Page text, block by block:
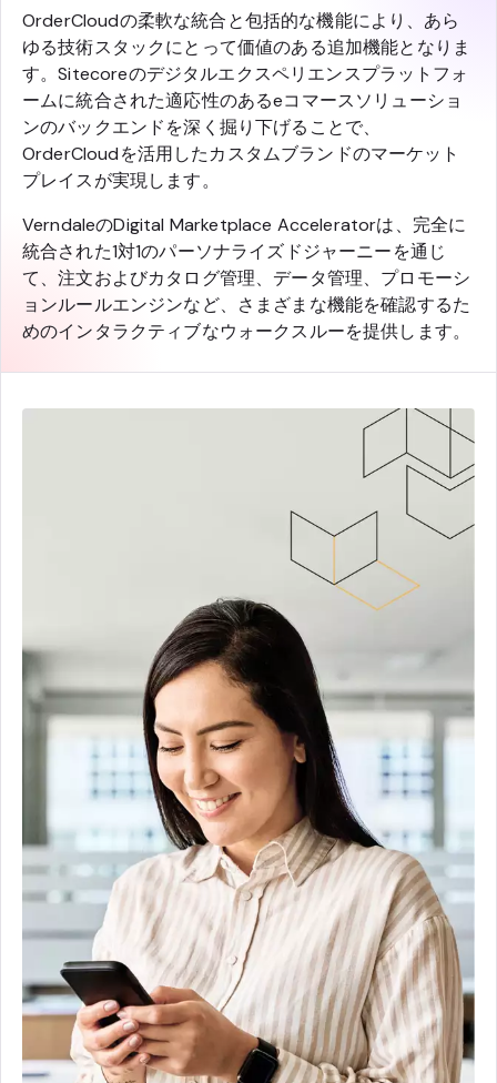
OrderCloudの柔軟な統合と包括的な機能により、あら
ゆる技術スタックにとって価値のある追加機能となりま
す。Sitecoreのデジタルエクスペリエンスプラットフォ
ームに統合された適応性のあるeコマースソリューショ
ンのバックエンドを深く掘り下げることで、
OrderCloudを活用したカスタムブランドのマーケット
プレイスが実現します。
VerndaleのDigital Marketplace Acceleratorは、完全に
統合された1対1のパーソナライズドジャーニーを通じ
て、注文およびカタログ管理、データ管理、プロモーシ
ョンルールエンジンなど、さまざまな機能を確認するた
めのインタラクティブなウォークスルーを提供します。